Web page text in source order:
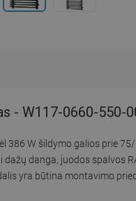
- W117-0660-550-
W šildymo galios prie
danga, juodos spalvos
yra būtina montavimo